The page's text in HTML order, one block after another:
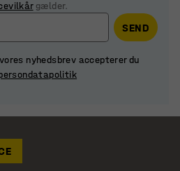
gælder.
SEND
nyhedsbrev accepterer du